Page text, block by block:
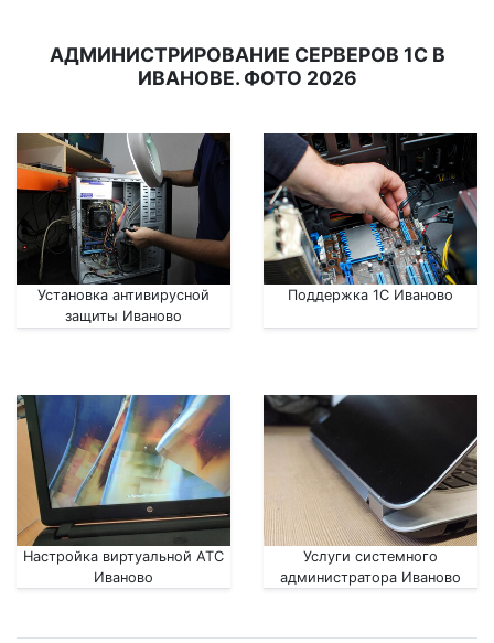
АДМИНИСТРИРОВАНИЕ СЕРВЕРОВ 1С В
ИВАНОВЕ. ФОТО 2026
Установка антивирусной
защиты Иваново
Поддержка 1С Иваново
Настройка виртуальной АТС
Иваново
Услуги системного
администратора Иваново